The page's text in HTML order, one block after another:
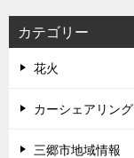
カテゴリー
花火
カーシェアリング
三郷市地域情報